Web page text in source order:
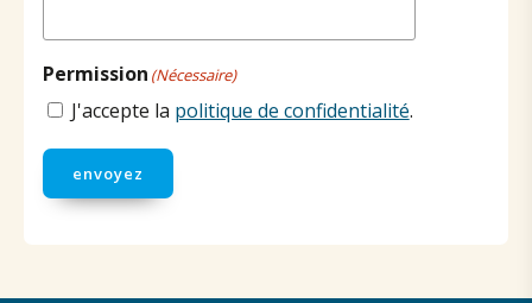
Permission (Nécessaire)
J'accepte la politique de confidentialité.
envoyez